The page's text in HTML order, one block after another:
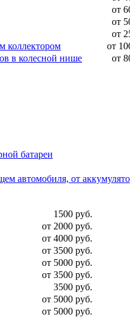
от
от
от
коллектором
от
в колесной нише
от
батареи
автомобиля, от
1500 руб.
от 2000 руб.
от 4000 руб.
от 3500 руб.
от 5000 руб.
от 3500 руб.
3500 руб.
от 5000 руб.
от 5000 руб.